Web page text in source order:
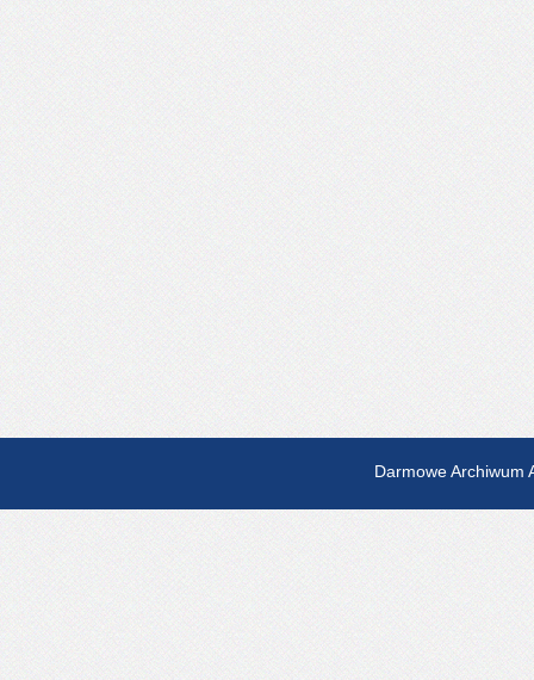
Darmowe Archiwum